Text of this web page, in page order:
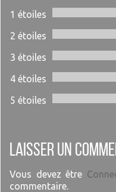
1 étoiles
2 étoiles
3 étoiles
4 étoiles
5 étoiles
Laisser un
Vous devez être
commentaire.